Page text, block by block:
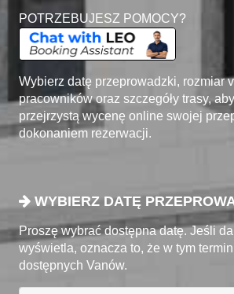
POTRZEBUJESZ POMOCY?
Wybierz datę przeprowadzki, rozmiar
pracowników oraz szczegóły trasy,
przejrzystą wycenę online swojej
dokonaniem rezerwacji.
WYBIERZ DATĘ
Proszę wybrać dostępna datę. Jeśli
wyświetla, oznacza to, że w tym
dostępnych Vanów.